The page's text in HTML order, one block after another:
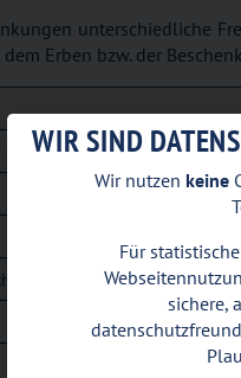
unterschiedliche
Erben bzw. der
/ geschiedene
WIR SIND
Wir nutzen keine
Für
sichere,